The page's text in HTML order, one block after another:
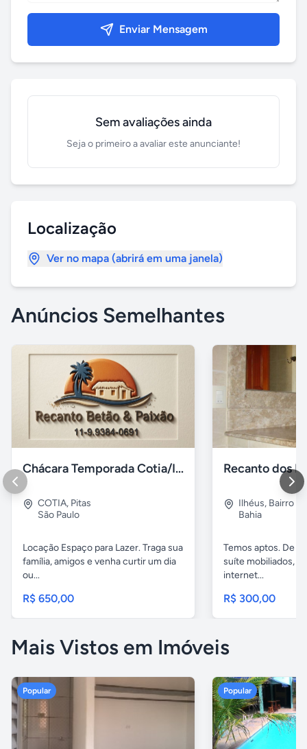
Enviar Mensagem
Sem avaliações ainda
Seja o primeiro a avaliar este anunciante!
Localização
Ver no mapa (abrirá em uma janela)
Anúncios Semelhantes
Chácara Temporada Cotia/Itapevi
COTIA, Pitas
São Paulo
Locação Espaço para Lazer. Traga sua
família, amigos e venha curtir um dia
ou...
R$ 650,00
Recanto dos
Ilhéus, Bairro
Bahia
Temos aptos. De
suíte mobiliados,
internet...
R$ 300,00
Mais Vistos em Imóveis
Popular Popular